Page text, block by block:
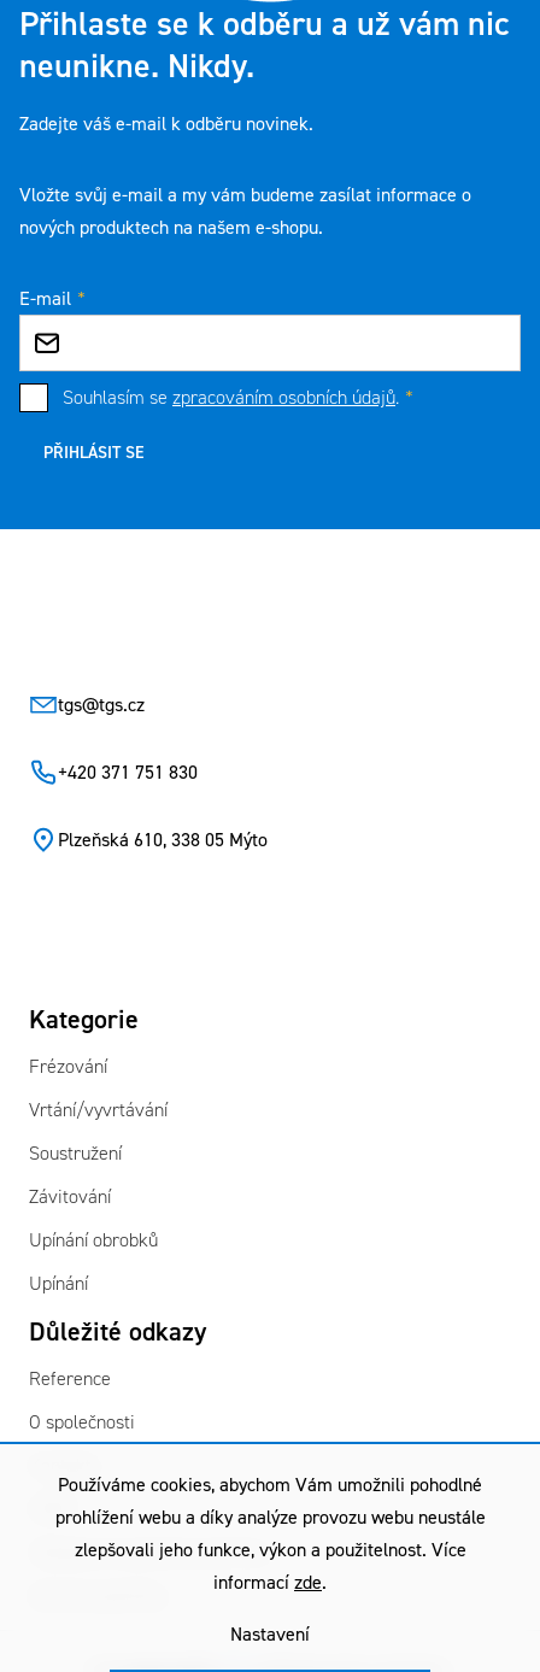
Používáme cookies, abychom Vám umožnili pohodlné
prohlížení webu a díky analýze provozu webu neustále
zlepšovali jeho funkce, výkon a použitelnost. Více
informací zde.
Nastavení
Přihlaste se k odběru a už vám nic
neunikne. Nikdy.
Zadejte váš e-mail k odběru novinek.
Vložte svůj e-mail a my vám budeme zasílat informace o
nových produktech na našem e-shopu.
E-mail
Souhlasím se zpracováním osobních údajů.
PŘIHLÁSIT SE
tgs@tgs.cz
+420 371 751 830
Plzeňská 610, 338 05 Mýto
Kategorie
Frézování
Vrtání/vyvrtávání
Soustružení
Závitování
Upínání obrobků
Upínání
Důležité odkazy
Reference
O společnosti
GDPR
Všeobecné obchodní podmínky